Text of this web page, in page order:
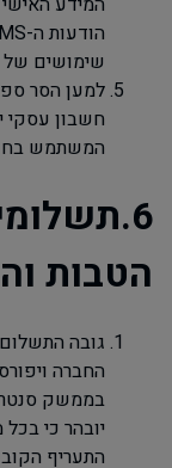
הודעות ה-
שימושים
למען הסר
חשבון עסקי
המשתמש
הטבות
גובה
החברה
בממשק
יובהר כי
התעריף